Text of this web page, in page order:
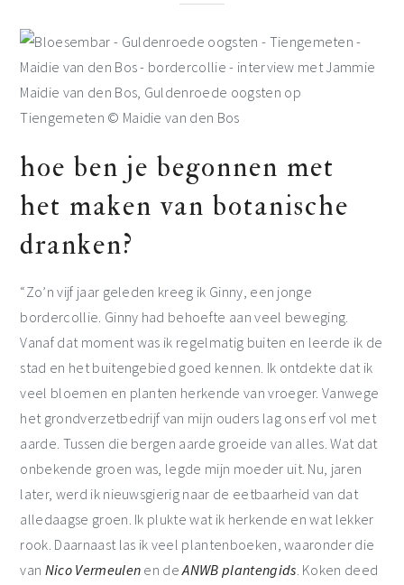
Maidie van den Bos, Guldenroede oogsten op
Tiengemeten © Maidie van den Bos
hoe ben je begonnen met
het maken van botanische
dranken?
“Zo’n vijf jaar geleden kreeg ik Ginny, een jonge
bordercollie. Ginny had behoefte aan veel beweging.
Vanaf dat moment was ik regelmatig buiten en leerde ik de
stad en het buitengebied goed kennen. Ik ontdekte dat ik
veel bloemen en planten herkende van vroeger. Vanwege
het grondverzetbedrijf van mijn ouders lag ons erf vol met
aarde. Tussen die bergen aarde groeide van alles. Wat dat
onbekende groen was, legde mijn moeder uit. Nu, jaren
later, werd ik nieuwsgierig naar de eetbaarheid van dat
alledaagse groen. Ik plukte wat ik herkende en wat lekker
rook. Daarnaast las ik veel plantenboeken, waaronder die
van Nico Vermeulen en deANWB plantengids. Koken deed